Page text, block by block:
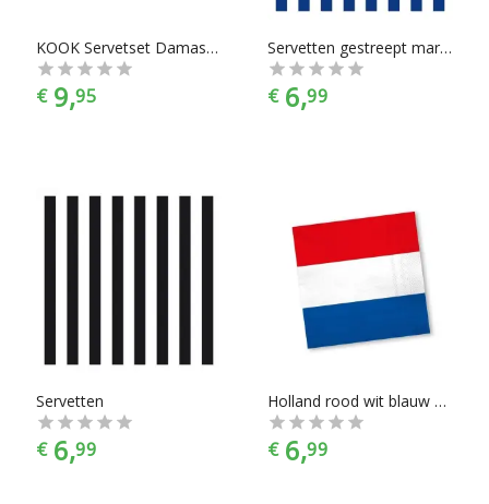
KOOK Servetset Damast Taupe 4 stuks
€ 9,95
Servetten gestreept marineblauw/wit 3-laags 20 stuks
€ 6,99
Servetten
€ 6,99
Holland rood wit blauw servetten 20 stuks - Holland/ Koningsdag thema versiering
€ 6,99